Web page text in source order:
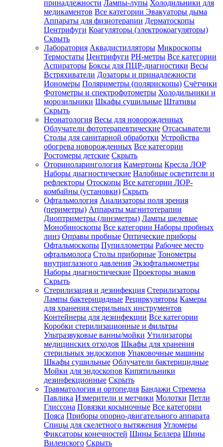
принадлежности Лампы-лупы Холодильники для
медикаментов Все категории Эвакуаторы дыма
Аппараты для физиотерапии Дерматоскопы
Центрифуги Коагуляторы (электрокоагуляторы)
Скрыть
Лаборатория Аквадистилляторы Микроскопы
Термостаты Центрифуги PH-метры Все категории
Аспираторы Боксы для ПЦР-диагностики Весы
Встряхиватели Дозаторы и принадлежности
Иономеры Поляриметры (полярископы) Счётчики
Фотометры и спектрофотометры Холодильники и
морозильники Шкафы сушильные Штативы
Скрыть
Неонатология Весы для новорожденных
Облучатели фототерапевтические Отсасыватели
Столы для санитарной обработки Устройства
обогрева новорожденных Все категории
Ростомеры детские Скрыть
Оториноларингология Камертоны Кресла ЛОР
Наборы диагностические Налобные осветители и
рефлекторы Отоскопы Все категории ЛОР-
комбайны (установки) Скрыть
Офтальмология Анализаторы поля зрения
(периметры) Аппараты магнитотерапии
Диоптриметры (линзметры) Лампы щелевые
Монобиноскопы Все категории Наборы пробных
линз Оправы пробные Оптические приборы
Офтальмоскопы Пупиллометры Рабочее место
офтальмолога Столы приборные Тонометры
внутриглазного давления Экзофтальмометры
Наборы диагностические Проекторы знаков
Скрыть
Стерилизация и дезинфекция Стерилизаторы
Лампы бактерицидные Рециркуляторы Камеры
для хранения стерильных инструментов
Контейнеры для дезинфекции Все категории
Коробки стерилизационные и фильтры
Ультразвуковые ванны/мойки Утилизаторы
медицинских отходов Шкафы для хранения
стерильных эндоскопов Упаковочные машины
Шкафы сушильные Облучатели бактерицидные
Мойки для эндоскопов Кипятильники
дезинфекционные Скрыть
Травматология и ортопедия Бандажи Стремена
Павлика Измерители и метчики Молотки Петли
Глиссона Повязки косыночные Все категории
Пояса Приборы опорно-двигательного аппарата
Спицы для скелетного вытяжения Угломеры
Фиксаторы конечностей Шины Беллера Шины
Виленского Скрыть